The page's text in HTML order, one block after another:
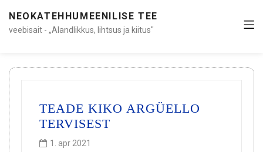
NEOKATEHHUMEENILISE TEE
veebisait - „Alandlikkus, lihtsus ja kiitus"
TEADE KIKO ARGÜELLO
TERVISEST
1. apr 2021